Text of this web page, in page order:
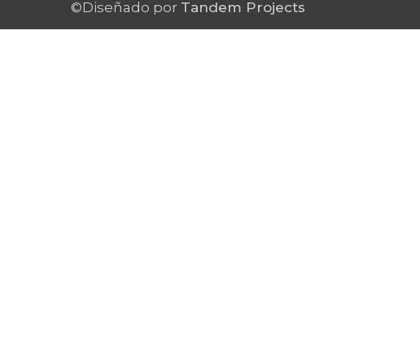
©Diseñado por Tandem Projects